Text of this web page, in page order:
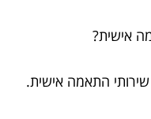
התאמה אישית.